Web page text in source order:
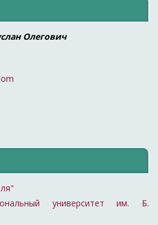
Олегович
университет им. Б.